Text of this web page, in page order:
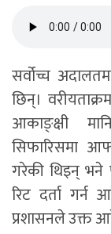
सर्वोच्च
छिन्।
आकाङ्क्षी
सिफारिसमा
गरेकी थिइन् भने
रिट दर्ता गर्न
प्रशासनले उक्त